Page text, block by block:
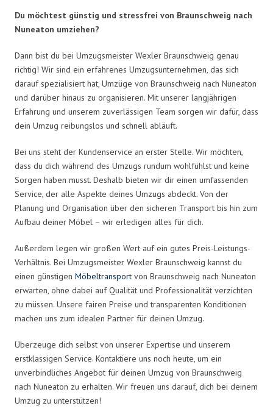
Du möchtest günstig und stressfrei von Braunschweig nach
Nuneaton umziehen?
Dann bist du bei Umzugsmeister Wexler Braunschweig genau
richtig! Wir sind ein erfahrenes Umzugsunternehmen, das sich
darauf spezialisiert hat, Umzüge von Braunschweig nach Nuneaton
und darüber hinaus zu organisieren. Mit unserer langjährigen
Erfahrung und unserem zuverlässigen Team sorgen wir dafür, dass
dein Umzug reibungslos und schnell abläuft.
Bei uns steht der Kundenservice an erster Stelle. Wir möchten,
dass du dich während des Umzugs rundum wohlfühlst und keine
Sorgen haben musst. Deshalb bieten wir dir einen umfassenden
Service, der alle Aspekte deines Umzugs abdeckt. Von der
Planung und Organisation über den sicheren Transport bis hin zum
Aufbau deiner Möbel – wir erledigen alles für dich.
Außerdem legen wir großen Wert auf ein gutes Preis-Leistungs-
Verhältnis. Bei Umzugsmeister Wexler Braunschweig kannst du
einen günstigen Möbeltransport von Braunschweig nach Nuneaton
erwarten, ohne dabei auf Qualität und Professionalität verzichten
zu müssen. Unsere fairen Preise und transparenten Konditionen
machen uns zum idealen Partner für deinen Umzug.
Überzeuge dich selbst von unserer Expertise und unserem
erstklassigen Service. Kontaktiere uns noch heute, um ein
unverbindliches Angebot für deinen Umzug von Braunschweig
nach Nuneaton zu erhalten. Wir freuen uns darauf, dich bei deinem
Umzug zu unterstützen!